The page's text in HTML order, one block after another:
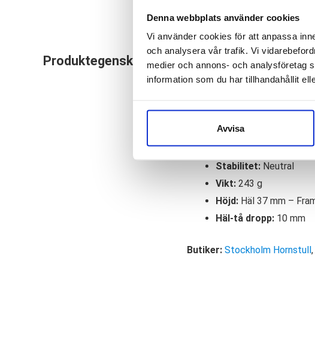
Denna webbplats använder cookies
Vi använder cookies för att anpassa
och analysera vår trafik. Vi
medier och annons- och analysföretag
information som du har tillhandahållit
Avvisa
Produktegenskaper
Saucony Triumph 20 är en
till de långa löppassen. Har
perfekt val. Saucony har
sko med ännu mer
Läst:Normal
Fotvalv:Normala, höga
Stabilitet: Neutral
Vikt: 243 g
Höjd: Häl 37 mm –
Häl-tå dropp: 10 mm
Butiker: Stockholm Hornstull,